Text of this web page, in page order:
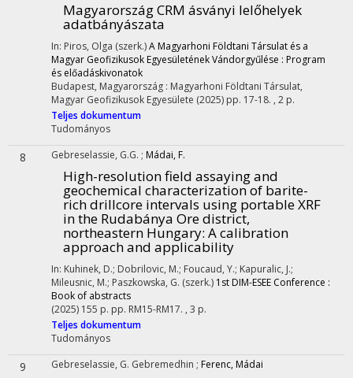
Magyarország CRM ásványi lelőhelyek
adatbányászata
In: Piros, Olga (szerk.)A Magyarhoni Földtani Társulat és a
Magyar Geofizikusok Egyesületének Vándorgyűlése : Program
és előadáskivonatok
Budapest, Magyarország : Magyarhoni Földtani Társulat,
Magyar Geofizikusok Egyesülete (2025) pp. 17-18. , 2 p.
Teljes dokumentum
Tudományos
8 Gebreselassie, G.G. ; Mádai, F.
High-resolution field assaying and
geochemical characterization of barite-
rich drillcore intervals using portable XRF
in the Rudabánya Ore district,
northeastern Hungary: A calibration
approach and applicability
In: Kuhinek, D.; Dobrilovic, M.; Foucaud, Y.; Kapuralic, J.;
Mileusnic, M.; Paszkowska, G. (szerk.) 1st DIM-ESEE Conference :
Book of abstracts
(2025) 155 p. pp. RM15-RM17. , 3 p.
Teljes dokumentum
Tudományos
9 Gebreselassie, G. Gebremedhin ; Ferenc, Mádai